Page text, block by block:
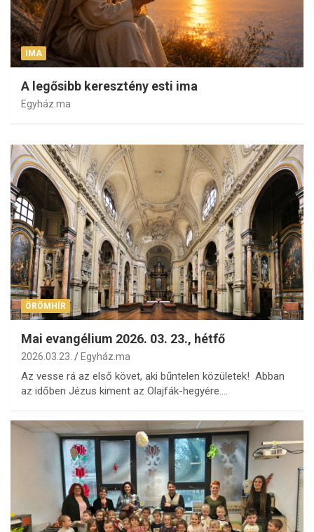
IMA
A legősibb keresztény esti ima
Egyház.ma
ÖRÖMHÍR
Mai evangélium 2026. 03. 23., hétfő
2026.03.23. Egyház.ma
Az vesse rá az első követ, aki bűntelen közületek! Abban
az időben Jézus kiment az Olajfák-hegyére.…